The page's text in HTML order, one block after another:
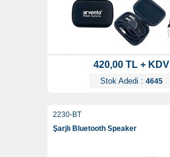
420,00 TL + KDV
Stok Adedi : 4645
2230-BT
Şarjlı Bluetooth Speaker